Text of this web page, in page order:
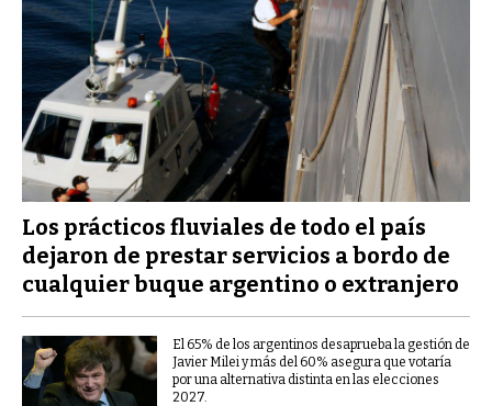
Los prácticos fluviales de todo el país
dejaron de prestar servicios a bordo de
cualquier buque argentino o extranjero
El 65% de los argentinos desaprueba la gestión de
Javier Milei y más del 60% asegura que votaría
por una alternativa distinta en las elecciones
2027.